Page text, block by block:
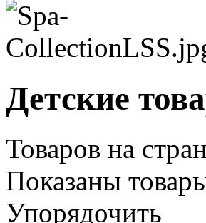
Детские
Товаров на
Показаны
Упорядочить